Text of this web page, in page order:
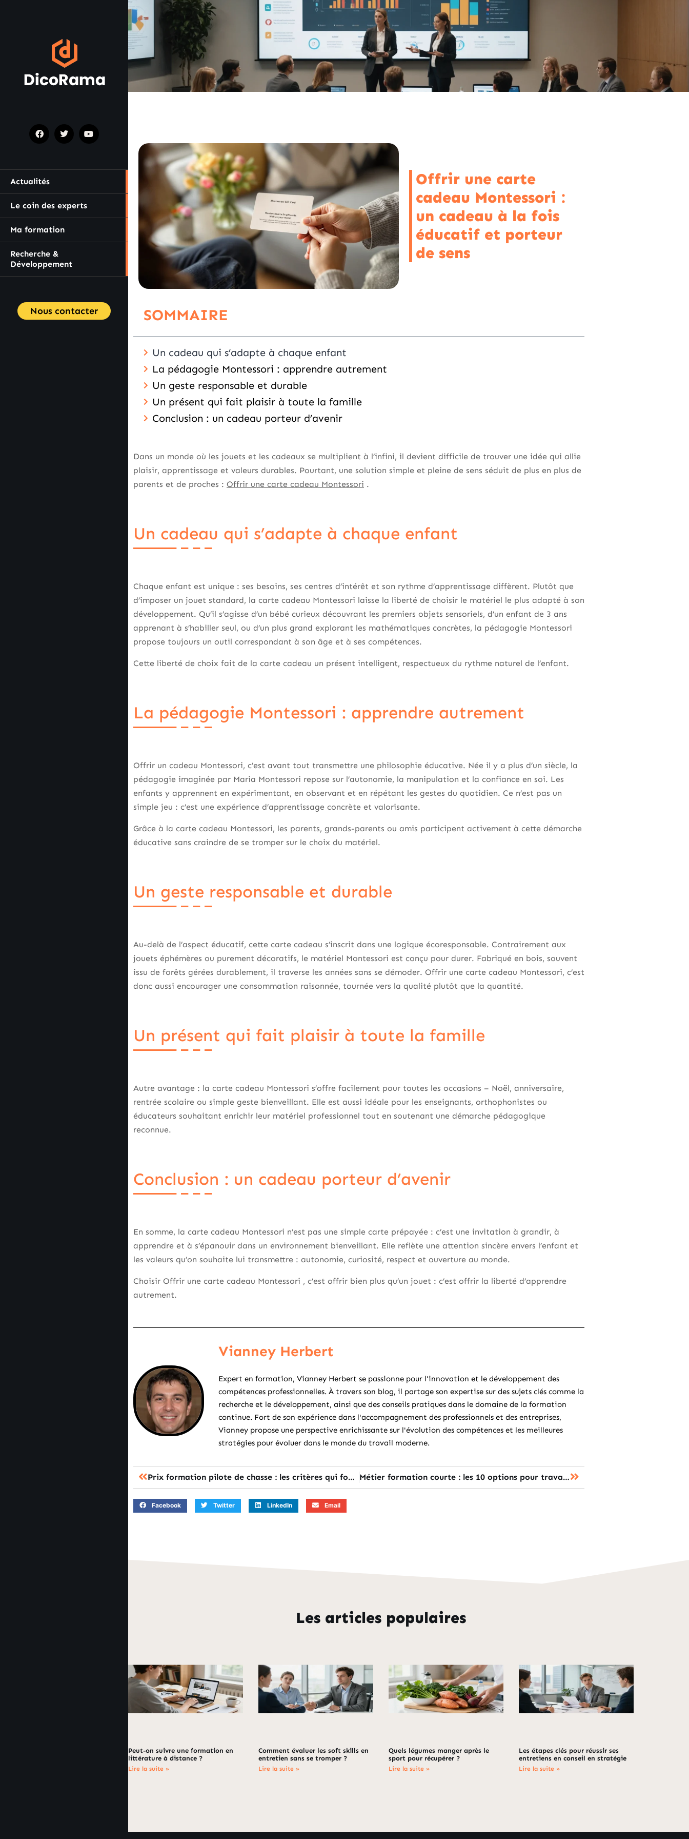
Actualités
Le coin des experts
Ma formation
Recherche &
Développement
Nous contacter
Offrir une carte
cadeau Montessori :
un cadeau à la fois
éducatif et porteur
de sens
SOMMAIRE
Un cadeau qui s’adapte à chaque enfant
La pédagogie Montessori : apprendre autrement
Un geste responsable et durable
Un présent qui fait plaisir à toute la famille
Conclusion : un cadeau porteur d’avenir
Dans un monde où les jouets et les cadeaux se multiplient à l’infini, il devient difficile de trouver une idée qui allie
plaisir, apprentissage et valeurs durables. Pourtant, une solution simple et pleine de sens séduit de plus en plus de
parents et de proches : Offrir une carte cadeau Montessori .
Un cadeau qui s’adapte à chaque enfant
Chaque enfant est unique : ses besoins, ses centres d’intérêt et son rythme d’apprentissage diffèrent. Plutôt que
d’imposer un jouet standard, la carte cadeau Montessori laisse la liberté de choisir le matériel le plus adapté à son
développement. Qu’il s’agisse d’un bébé curieux découvrant les premiers objets sensoriels, d’un enfant de 3 ans
apprenant à s’habiller seul, ou d’un plus grand explorant les mathématiques concrètes, la pédagogie Montessori
propose toujours un outil correspondant à son âge et à ses compétences.
Cette liberté de choix fait de la carte cadeau un présent intelligent, respectueux du rythme naturel de l’enfant.
La pédagogie Montessori : apprendre autrement
Offrir un cadeau Montessori, c’est avant tout transmettre une philosophie éducative. Née il y a plus d’un siècle, la
pédagogie imaginée par Maria Montessori repose sur l’autonomie, la manipulation et la confiance en soi. Les
enfants y apprennent en expérimentant, en observant et en répétant les gestes du quotidien. Ce n’est pas un
simple jeu : c’est une expérience d’apprentissage concrète et valorisante.
Grâce à la carte cadeau Montessori, les parents, grands-parents ou amis participent activement à cette démarche
éducative sans craindre de se tromper sur le choix du matériel.
Un geste responsable et durable
Au-delà de l’aspect éducatif, cette carte cadeau s’inscrit dans une logique écoresponsable. Contrairement aux
jouets éphémères ou purement décoratifs, le matériel Montessori est conçu pour durer. Fabriqué en bois, souvent
issu de forêts gérées durablement, il traverse les années sans se démoder. Offrir une carte cadeau Montessori, c’est
donc aussi encourager une consommation raisonnée, tournée vers la qualité plutôt que la quantité.
Un présent qui fait plaisir à toute la famille
Autre avantage : la carte cadeau Montessori s’offre facilement pour toutes les occasions – Noël, anniversaire,
rentrée scolaire ou simple geste bienveillant. Elle est aussi idéale pour les enseignants, orthophonistes ou
éducateurs souhaitant enrichir leur matériel professionnel tout en soutenant une démarche pédagogique
reconnue.
Conclusion : un cadeau porteur d’avenir
En somme, la carte cadeau Montessori n’est pas une simple carte prépayée : c’est une invitation à grandir, à
apprendre et à s’épanouir dans un environnement bienveillant. Elle reflète une attention sincère envers l’enfant et
les valeurs qu’on souhaite lui transmettre : autonomie, curiosité, respect et ouverture au monde.
Choisir Offrir une carte cadeau Montessori , c’est offrir bien plus qu’un jouet : c’est offrir la liberté d’apprendre
autrement.
Vianney Herbert
Expert en formation, Vianney Herbert se passionne pour l'innovation et le développement des
compétences professionnelles. À travers son blog, il partage son expertise sur des sujets clés comme la
recherche et le développement, ainsi que des conseils pratiques dans le domaine de la formation
continue. Fort de son expérience dans l'accompagnement des professionnels et des entreprises,
Vianney propose une perspective enrichissante sur l'évolution des compétences et les meilleures
stratégies pour évoluer dans le monde du travail moderne.
Prix formation pilote de chasse : les critères qui font varier le budget Métier formation courte : les 10 options pour travailler rapidement
Facebook Twitter LinkedIn Email
Les articles populaires
Peut-on suivre une formation en
littérature à distance ?
Lire la suite »
Comment évaluer les soft skills en
entretien sans se tromper ?
Lire la suite »
Quels légumes manger après le
sport pour récupérer ?
Lire la suite »
Les étapes clés pour réussir ses
entretiens en conseil en stratégie
Lire la suite »